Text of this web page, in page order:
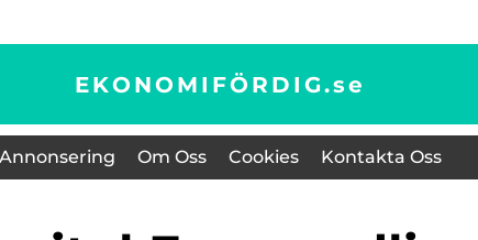
EKONOMIFÖRDIG.se
Annonsering Om Oss Cookies Kontakta Oss